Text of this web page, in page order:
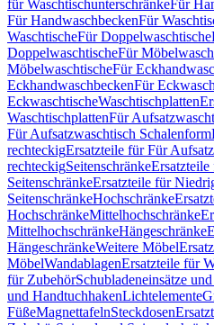
für WaschtischunterschränkeFür
Für HandwaschbeckenFür
WaschtischeFür Doppelwaschtische
DoppelwaschtischeFür
MöbelwaschtischeFür
EckhandwaschbeckenFür
EckwaschtischeWaschtischplatten
WaschtischplattenFür
Für Aufsatzwaschtisch Schalenform
rechteckigErsatzteile für Für
rechteckigSeitenschränkeErsatzteile
SeitenschränkeErsatzteile für
SeitenschränkeHochschränke
HochschränkeMittelhochschränke
MittelhochschränkeHängeschränke
HängeschränkeWeitere Möbel
MöbelWandablagenErsatzteile für
für ZubehörSchubladeneinsätze
und HandtuchhakenLichtelemente
FüßeMagnettafelnSteckdosen